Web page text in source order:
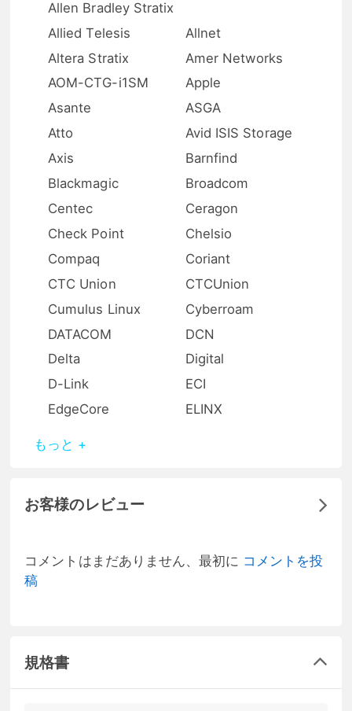
Allen Bradley Stratix
Allied Telesis
Allnet
Altera Stratix
Amer Networks
AOM-CTG-i1SM
Apple
Asante
ASGA
Atto
Avid ISIS Storage
Axis
Barnfind
Blackmagic
Broadcom
Centec
Ceragon
Check Point
Chelsio
Compaq
Coriant
CTC Union
CTCUnion
Cumulus Linux
Cyberroam
DATACOM
DCN
Delta
Digital
D-Link
ECI
EdgeCore
ELINX
もっと +
お客様のレビュー
コメントはまだありません、最初に コメントを投
稿
規格書